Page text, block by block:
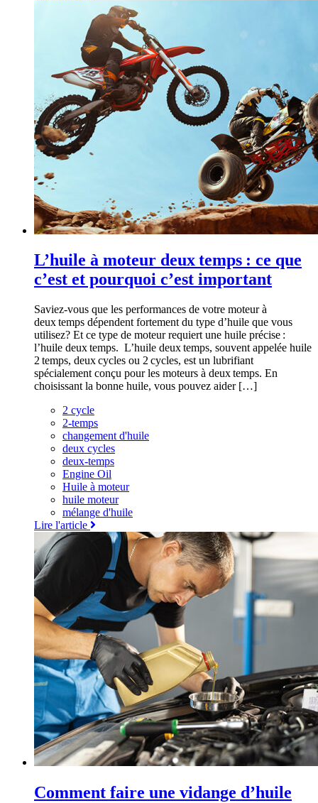
L’huile à moteur deux temps : ce que
c’est et pourquoi c’est important
Saviez-vous que les performances de votre moteur à
deux temps dépendent fortement du type d’huile que vous
utilisez? Et ce type de moteur requiert une huile précise :
l’huile deux temps. L’huile deux temps, souvent appelée huile
2 temps, deux cycles ou 2 cycles, est un lubrifiant
spécialement conçu pour les moteurs à deux temps. En
choisissant la bonne huile, vous pouvez aider […]
2 cycle
2-temps
changement d'huile
deux cycles
deux-temps
Engine Oil
Huile à moteur
huile moteur
mélange d'huile
Lire l'article
Comment faire une vidange d’huile